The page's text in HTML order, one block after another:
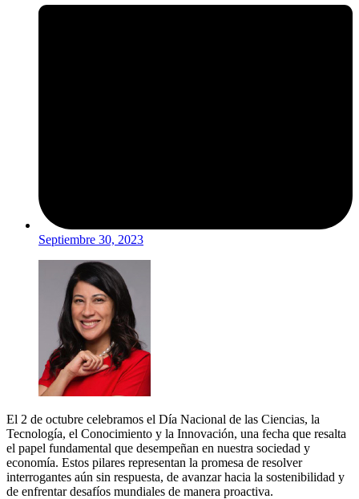
Septiembre 30, 2023
El 2 de octubre celebramos el Día Nacional de las Ciencias, la
Tecnología, el Conocimiento y la Innovación, una fecha que resalta
el papel fundamental que desempeñan en nuestra sociedad y
economía. Estos pilares representan la promesa de resolver
interrogantes aún sin respuesta, de avanzar hacia la sostenibilidad y
de enfrentar desafíos mundiales de manera proactiva.